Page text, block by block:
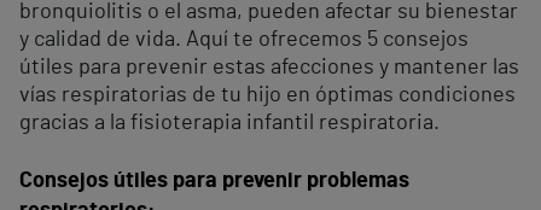
bronquiolitis o el asma, pueden afectar su bienestar
y calidad de vida. Aquí te ofrecemos 5 consejos
útiles para prevenir estas afecciones y mantener las
vías respiratorias de tu hijo en óptimas condiciones
gracias a la fisioterapia infantil respiratoria.
Consejos útiles para prevenir problemas